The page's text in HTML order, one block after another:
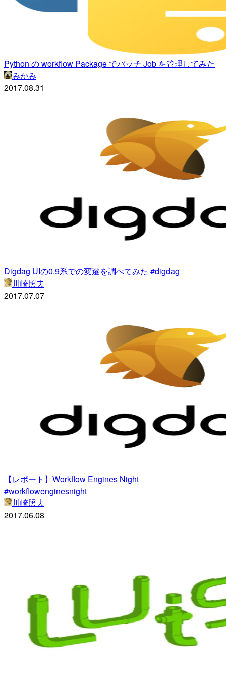
Python の workflow Package でバッチ Job を管理してみた
みかみ
2017.08.31
Digdag UIの0.9系での変遷を調べてみた #digdag
川崎照夫
2017.07.07
【レポート】Workflow Engines Night
#workflowenginesnight
川崎照夫
2017.06.08